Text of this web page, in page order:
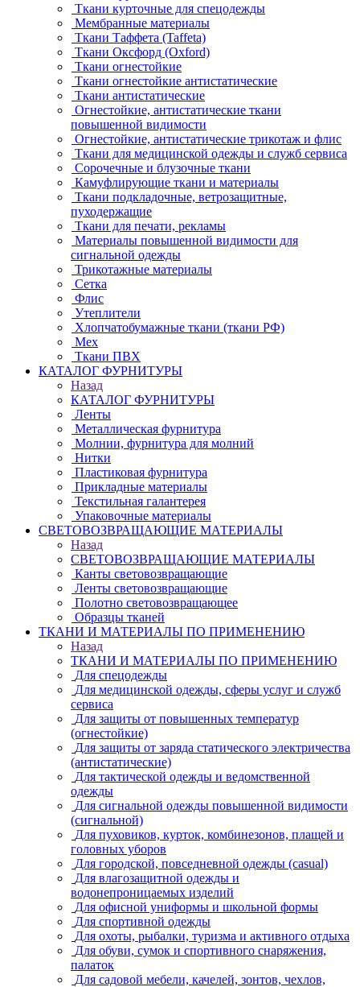
Ткани курточные для спецодежды
Мембранные материалы
Ткани Таффета (Taffeta)
Ткани Оксфорд (Oxford)
Ткани огнестойкие
Ткани огнестойкие антистатические
Ткани антистатические
Огнестойкие, антистатические ткани
повышенной видимости
Огнестойкие, антистатические трикотаж и флис
Ткани для медицинской одежды и служб сервиса
Сорочечные и блузочные ткани
Камуфлирующие ткани и материалы
Ткани подкладочные, ветрозащитные,
пуходержащие
Ткани для печати, рекламы
Материалы повышенной видимости для
сигнальной одежды
Трикотажные материалы
Сетка
Флис
Утеплители
Хлопчатобумажные ткани (ткани РФ)
Мех
Ткани ПВХ
КАТАЛОГ ФУРНИТУРЫ
Назад
КАТАЛОГ ФУРНИТУРЫ
Ленты
Металлическая фурнитура
Молнии, фурнитура для молний
Нитки
Пластиковая фурнитура
Прикладные материалы
Текстильная галантерея
Упаковочные материалы
СВЕТОВОЗВРАЩАЮЩИЕ МАТЕРИАЛЫ
Назад
СВЕТОВОЗВРАЩАЮЩИЕ МАТЕРИАЛЫ
Канты световозвращающие
Ленты световозвращающие
Полотно световозвращающее
Образцы тканей
ТКАНИ И МАТЕРИАЛЫ ПО ПРИМЕНЕНИЮ
Назад
ТКАНИ И МАТЕРИАЛЫ ПО ПРИМЕНЕНИЮ
Для спецодежды
Для медицинской одежды, сферы услуг и служб
сервиса
Для защиты от повышенных температур
(огнестойкие)
Для защиты от заряда статического электричества
(антистатические)
Для тактической одежды и ведомственной
одежды
Для сигнальной одежды повышенной видимости
(сигнальной)
Для пуховиков, курток, комбинезонов, плащей и
головных уборов
Для городской, повседневной одежды (casual)
Для влагозащитной одежды и
водонепроницаемых изделий
Для офисной униформы и школьной формы
Для спортивной одежды
Для охоты, рыбалки, туризма и активного отдыха
Для обуви, сумок и спортивного снаряжения,
палаток
Для садовой мебели, качелей, зонтов, чехлов,